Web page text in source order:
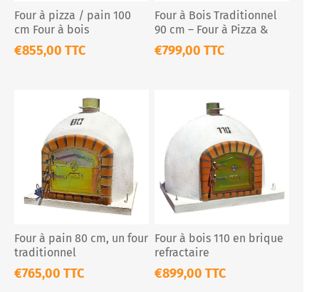
Four à pizza / pain 100
cm Four à bois
traditionnel
€855,00 TTC
Four à Bois Traditionnel
90 cm – Four à Pizza &
Pain en Briques
Réfractaires
€799,00 TTC
Four à pain 80 cm, un four
traditionnel
€765,00 TTC
Four à bois 110 en brique
refractaire
€899,00 TTC